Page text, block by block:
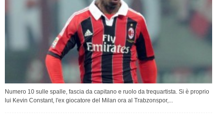
Numero 10 sulle spalle, fascia da capitano e ruolo da trequartista. Si è proprio
lui Kevin Constant, l'ex giocatore del Milan ora al Trabzonspor,...